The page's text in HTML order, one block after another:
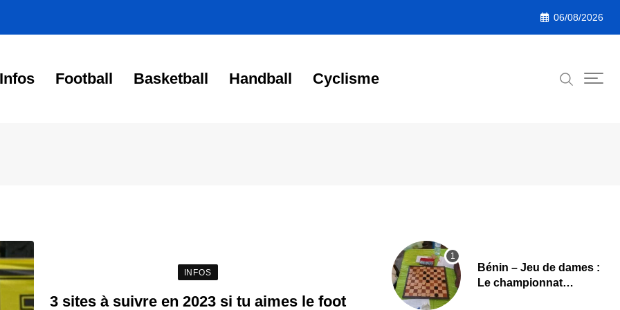
06/08/2026
Infos Football Basketball Handball Cyclisme
INFOS
3 sites à suivre en 2023 si tu aimes le foot
Bénin – Jeu de dames :
Le championnat